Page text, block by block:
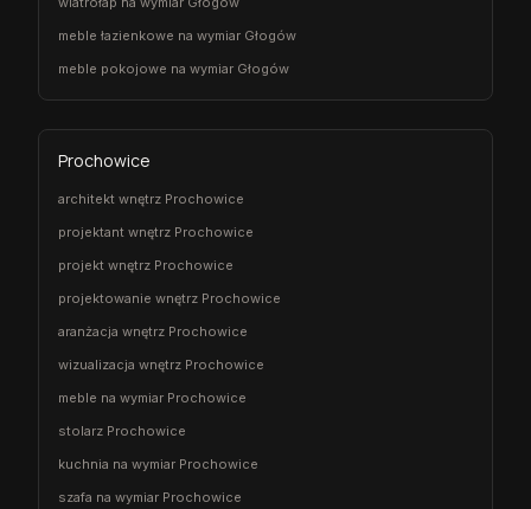
meble łazienkowe na wymiar Głogów
meble pokojowe na wymiar Głogów
Prochowice
architekt wnętrz Prochowice
projektant wnętrz Prochowice
projekt wnętrz Prochowice
projektowanie wnętrz Prochowice
aranżacja wnętrz Prochowice
wizualizacja wnętrz Prochowice
meble na wymiar Prochowice
stolarz Prochowice
kuchnia na wymiar Prochowice
szafa na wymiar Prochowice